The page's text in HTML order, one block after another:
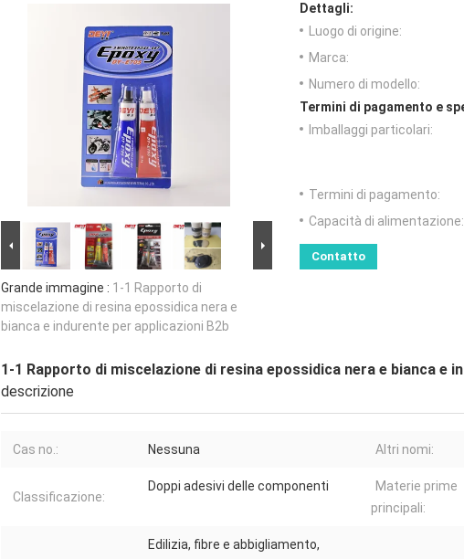
Grande immagine : 1-1 Rapporto di
miscelazione di resina epossidica nera e
bianca e indurente per applicazioni B2b
Dettagli:
Luogo di origine:
Marca:
Numero di modello:
Termini di pagamento e
Imballaggi particolari:
Termini di pagamento:
Capacità di alimentazione:
Contatto
1-1 Rapporto di miscelazione di resina epossidica nera e bianca e
descrizione
Cas no.: Nessuna Altri nomi:
Classificazione:
Doppi adesivi delle componenti
Materie prime
principali:
Edilizia, fibre e abbigliamento,